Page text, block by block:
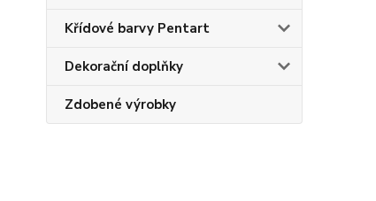
Křídové barvy Pentart
Dekorační doplňky
Zdobené výrobky